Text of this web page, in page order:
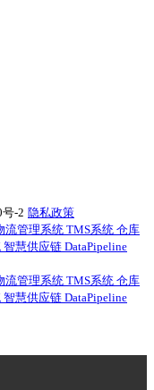
-2 隐私政策
流管理系统 TMS系统 仓库
智慧供应链 DataPipeline
流管理系统 TMS系统 仓库
智慧供应链 DataPipeline